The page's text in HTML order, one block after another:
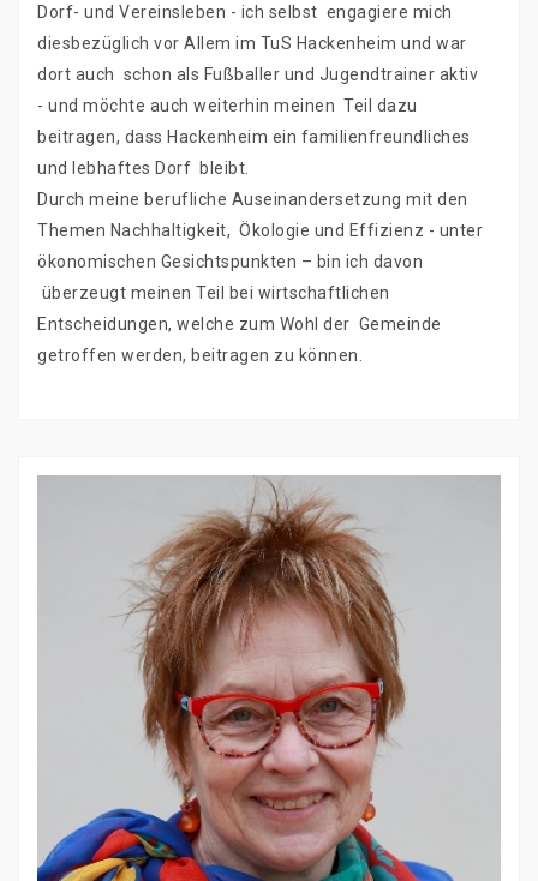
Dorf- und Vereinsleben - ich selbst engagiere mich
diesbezüglich vor Allem im TuS Hackenheim und war
dort auch schon als Fußballer und Jugendtrainer aktiv
- und möchte auch weiterhin meinen Teil dazu
beitragen, dass Hackenheim ein familienfreundliches
und lebhaftes Dorf bleibt.
Durch meine berufliche Auseinandersetzung mit den
Themen Nachhaltigkeit, Ökologie und Effizienz - unter
ökonomischen Gesichtspunkten – bin ich davon
überzeugt meinen Teil bei wirtschaftlichen
Entscheidungen, welche zum Wohl der Gemeinde
getroffen werden, beitragen zu können.